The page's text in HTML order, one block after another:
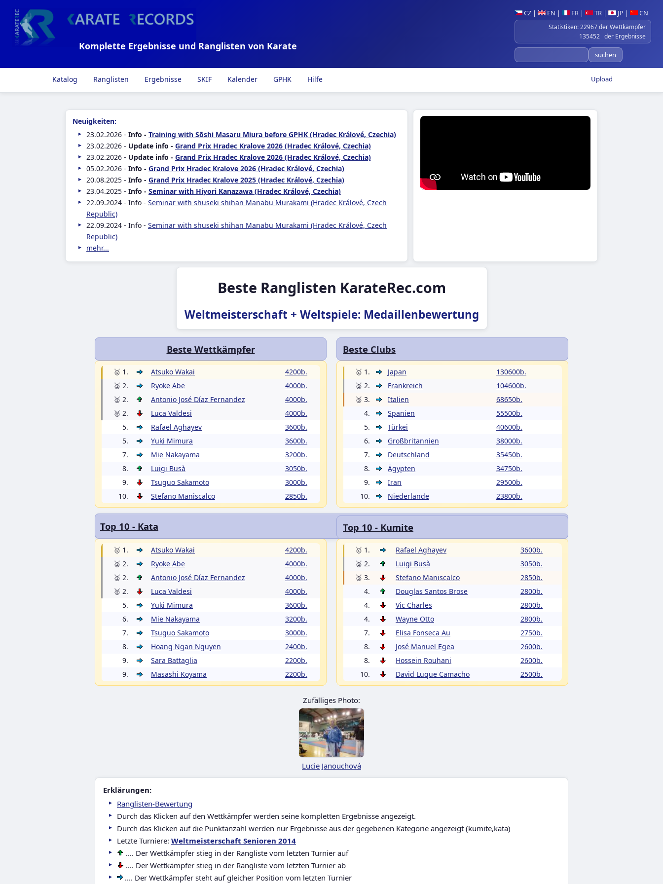
CZ | EN | FR | TR | JP | CN
Statistiken: 22967 der Wettkämpfer
135452 der Ergebnisse
Komplette Ergebnisse und Ranglisten von Karate
Upload
Katalog Ranglisten Ergebnisse SKIF Kalender GPHK Hilfe
Neuigkeiten:
23.02.2026 - Info - Training with Sōshi Masaru Miura before GPHK (Hradec Králové, Czechia)
23.02.2026 - Update info - Grand Prix Hradec Kralove 2026 (Hradec Králové, Czechia)
23.02.2026 - Update info - Grand Prix Hradec Kralove 2026 (Hradec Králové, Czechia)
05.02.2026 - Info - Grand Prix Hradec Kralove 2026 (Hradec Králové, Czechia)
20.08.2025 - Info - Grand Prix Hradec Kralove 2025 (Hradec Králové, Czechia)
23.04.2025 - Info - Seminar with Hiyori Kanazawa (Hradec Králové, Czechia)
22.09.2024 - Info - Seminar with shuseki shihan Manabu Murakami (Hradec Králové, Czech
Republic)
22.09.2024 - Info - Seminar with shuseki shihan Manabu Murakami (Hradec Králové, Czech
Republic)
mehr...
Beste Ranglisten KarateRec.com
Weltmeisterschaft + Weltspiele: Medaillenbewertung
Beste Clubs
🥇 1. Japan
130600b.
🥈 2.
Frankreich
104600b.
🥉 3.
Italien
68650b.
4.
Spanien
55500b.
5.
Türkei
40600b.
6.
Großbritannien
38000b.
7.
Deutschland
35450b.
8.
Ägypten
34750b.
9.
Iran
29500b.
10.
Niederlande 23800b.
Top 10 - Kumite
🥇 1. Rafael Aghayev
3600b.
🥈 2.
Luigi Busà
3050b.
🥉 3.
Stefano Maniscalco
2850b.
4.
Douglas Santos Brose
2800b.
4.
Vic Charles
2800b.
4.
Wayne Otto
2800b.
7.
Elisa Fonseca Au
2750b.
8.
José Manuel Egea
2600b.
8.
Hossein Rouhani
2600b.
10.
David Luque Camacho 2500b.
Beste Wettkämpfer
🥇 1. Atsuko Wakai
4200b.
🥈 2.
Ryoke Abe
4000b.
🥈 2.
Antonio José Díaz Fernandez
4000b.
🥈 2.
Luca Valdesi
4000b.
5.
Rafael Aghayev
3600b.
5.
Yuki Mimura
3600b.
7.
Mie Nakayama
3200b.
8.
Luigi Busà
3050b.
9.
Tsuguo Sakamoto
3000b.
10.
Stefano Maniscalco 2850b.
Top 10 - Kata
🥇 1. Atsuko Wakai
4200b.
🥈 2.
Ryoke Abe
4000b.
🥈 2.
Antonio José Díaz Fernandez
4000b.
🥈 2.
Luca Valdesi
4000b.
5.
Yuki Mimura
3600b.
6.
Mie Nakayama
3200b.
7.
Tsuguo Sakamoto
3000b.
8.
Hoang Ngan Nguyen
2400b.
9.
Sara Battaglia
2200b.
9.
Masashi Koyama 2200b.
Zufälliges Photo:
Lucie Janouchová
Erklärungen:
Ranglisten-Bewertung
Durch das Klicken auf den Wettkämpfer werden seine kompletten Ergebnisse angezeigt.
Durch das Klicken auf die Punktanzahl werden nur Ergebnisse aus der gegebenen Kategorie angezeigt (kumite,kata)
Letzte Turniere: Weltmeisterschaft Senioren 2014
.... Der Wettkämpfer stieg in der Rangliste vom letzten Turnier auf
.... Der Wettkämpfer stieg in der Rangliste vom letzten Turnier ab
.... Der Wettkämpfer steht auf gleicher Position vom letzten Turnier